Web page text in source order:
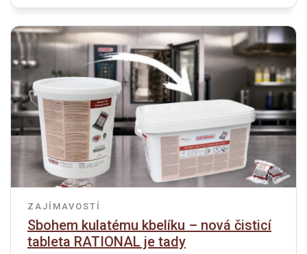
ZAJÍMAVOSTÍ
Sbohem kulatému kbelíku – nová čisticí
tableta RATIONAL je tady